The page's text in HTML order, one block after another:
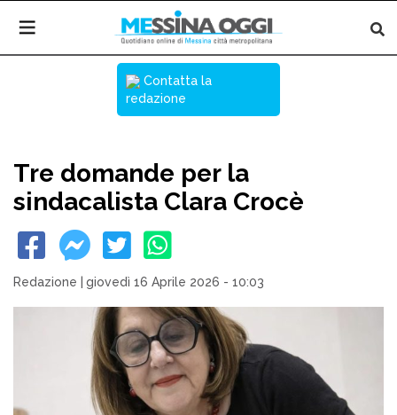
Contatta la
redazione
Tre domande per la
sindacalista Clara Crocè
Redazione giovedì 16 Aprile 2026 - 10:03